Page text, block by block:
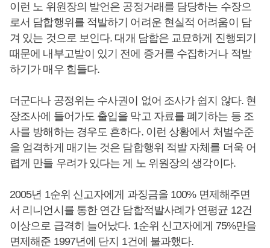
이런 노 위원장의 발언은 공정거래를 담당하는 수장으
로서 담합행위를 적발하기 어려운 현실적 어려움이 담
겨 있는 것으로 보인다. 대개 담합은 교묘하게 진행되기
때문에 내부고발이 있기 전에 증거를 수집하거나 적발
하기가 매우 힘들다.
더군다나 공정위는 수사권이 없어 조사가 쉽지 않다. 현
장조사에 들어가도 출입을 막고 자료를 폐기하는 등 조
사를 방해하는 경우도 흔하다. 이런 상황에서 처벌수준
을 엄격하게 매기는 것은 담합행위 적발 자체를 더욱 어
렵게 만들 우려가 있다는 게 노 위원장의 생각이다.
2005년 1순위 신고자에게 과징금을 100% 면제해주면
서 리니언시를 통한 연간 담합적발사례가 연평균 12건
이상으로 급격히 늘어났다. 1순위 신고자에게 75%만을
면제해준 1997년에 단지 1건에 불과했다.